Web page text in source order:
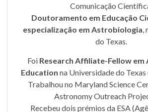
Comunicação
Doutoramento em Educação
especialização em Astrobiologia
do Texas.
Foi Research Affiliate-Fellow
Education na Universidade do Texas
Trabalhou no Maryland Science
Astronomy Outreach
Recebeu dois prémios da ESA